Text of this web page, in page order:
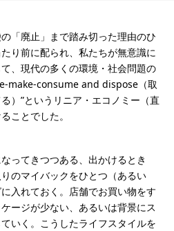
「廃止」まで踏み切った理由のひ
り前に配られ、私たちが無意識に
、現代の多くの環境・社会問題の
make-consume and dispose（取
）”というリニア・エコノミー（直
ことでした。
ってきつつある、出かけるとき
のマイバックをひとつ（あるい
入れておく。店舗でお買い物をす
ージが少ない、あるいは背景にス
いく。こうしたライフスタイルを